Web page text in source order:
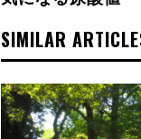
SIMILAR